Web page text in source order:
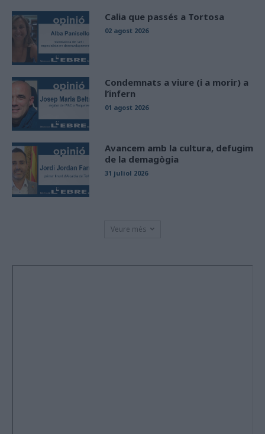
Calia que passés a Tortosa
02 agost 2026
Condemnats a viure (i a morir) a
l’infern
01 agost 2026
Avancem amb la cultura, defugim
de la demagògia
31 juliol 2026
Veure més